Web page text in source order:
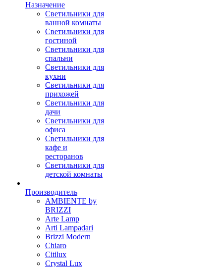
Назначение
Светильники для
ванной комнаты
Светильники для
гостиной
Светильники для
спальни
Светильники для
кухни
Светильники для
прихожей
Светильники для
дачи
Светильники для
офиса
Светильники для
кафе и
ресторанов
Светильники для
детской комнаты
Производитель
AMBIENTE by
BRIZZI
Arte Lamp
Arti Lampadari
Brizzi Modern
Chiaro
Citilux
Crystal Lux